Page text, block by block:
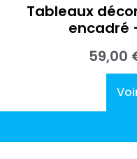
Tableaux
encadré
59,00